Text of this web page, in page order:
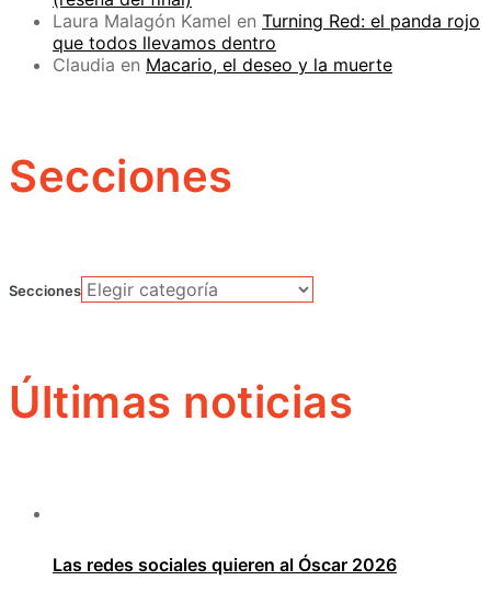
Laura Malagón Kamel en Turning Red: el panda rojo
que todos llevamos dentro
Claudia en Macario, el deseo y la muerte
Secciones
Secciones
Últimas noticias
Las redes sociales quieren al Óscar 2026